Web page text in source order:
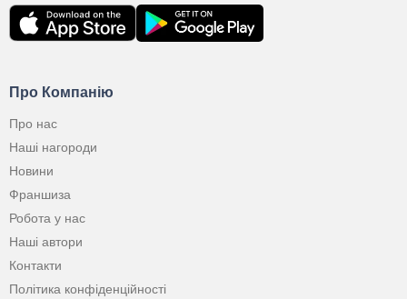
Про Компанію
Про нас
Наші нагороди
Новини
Франшиза
Робота у нас
Наші автори
Контакти
Політика конфіденційності